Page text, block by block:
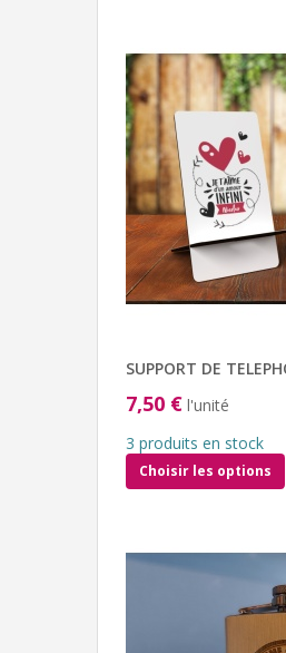
SUPPORT DE
7,50 € l'unité
3 produits en stock
Choisir les options